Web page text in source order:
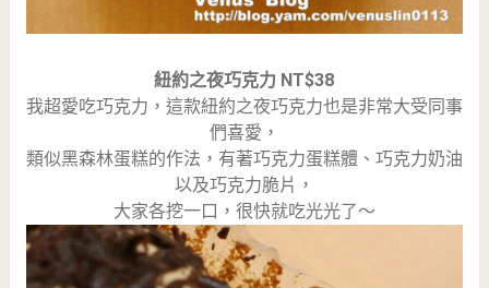
紐約之夜巧克力 NT$38
我超愛吃巧克力，這款紐約之夜巧克力也是非常大受同事
們喜愛，
類似黑森林蛋糕的作法，有著巧克力蛋糕體、巧克力奶油
以及巧克力脆片，
大家各挖一口，很快就吃光光了～